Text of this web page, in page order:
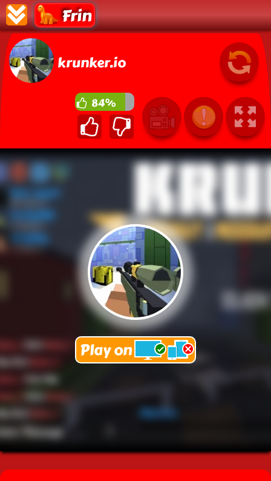
Frin
krunker.io
84%